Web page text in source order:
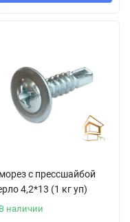
с прессшайбой
4,2*13 (1 кг уп)
В наличии